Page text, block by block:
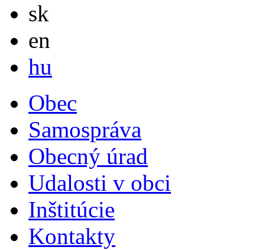
sk
en
hu
Obec
Samospráva
Obecný úrad
Udalosti v obci
Inštitúcie
Kontakty